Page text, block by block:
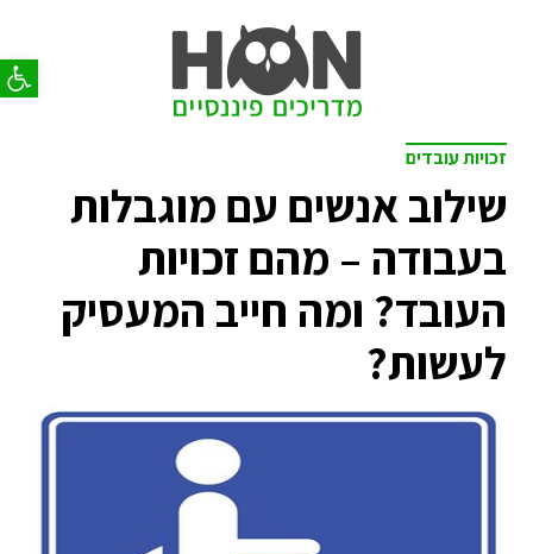
פתח
זכויות עובדים
שילוב אנשים עם מוגבלות
בעבודה – מהם זכויות
העובד? ומה חייב המעסיק
לעשות?